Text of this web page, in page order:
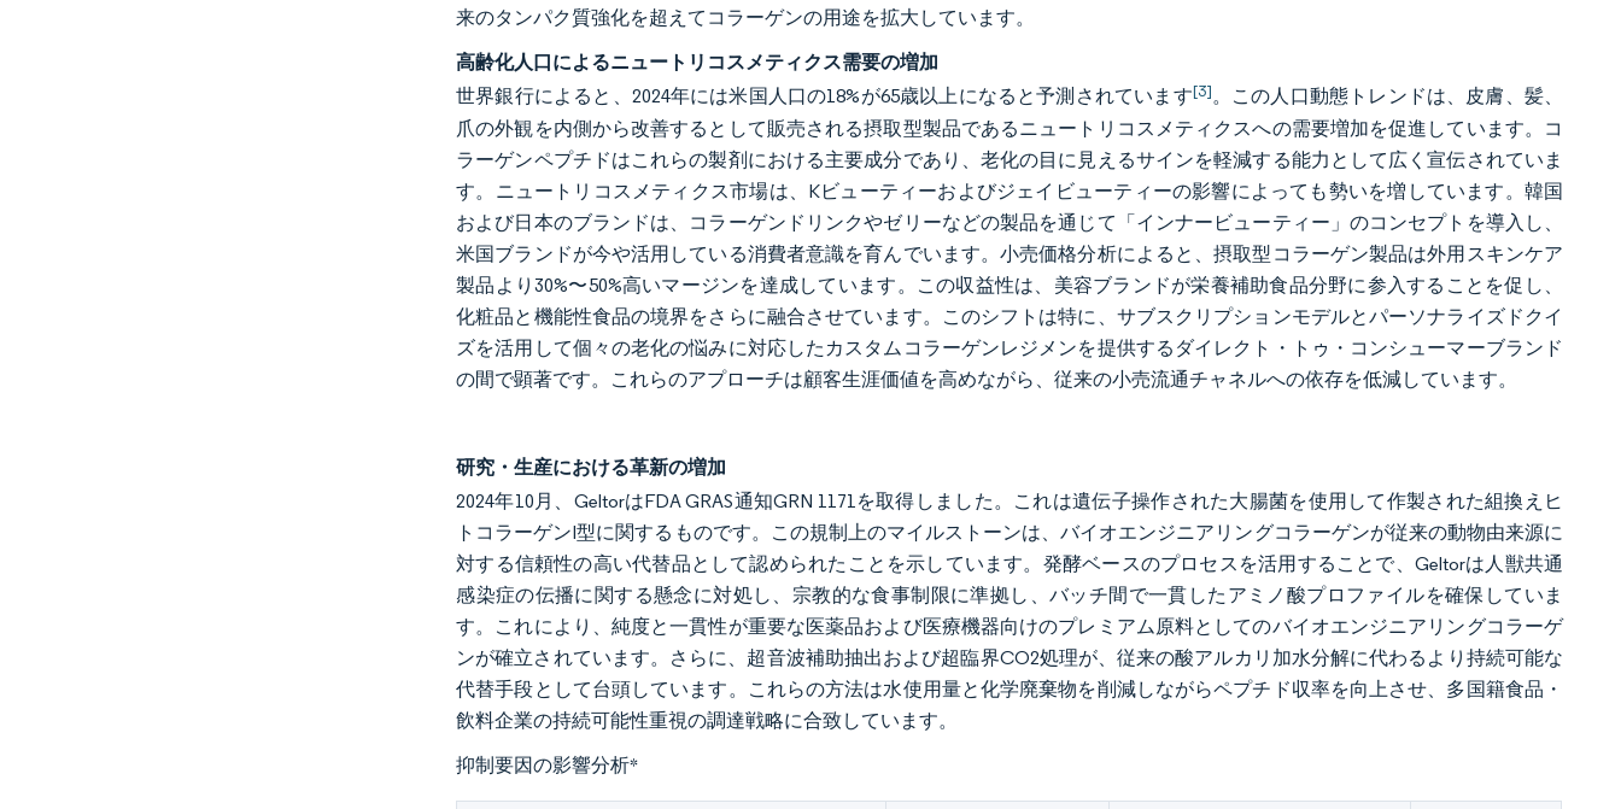
来のタンパク質強化を超えてコラーゲンの用途を拡大しています。
高齢化人口によるニュートリコスメティクス需要の増加
世界銀行によると、2024年には米国人口の18%が65歳以上になると予測されています[3]。この人口動態トレンドは、皮膚、髪、
爪の外観を内側から改善するとして販売される摂取型製品であるニュートリコスメティクスへの需要増加を促進しています。コ
ラーゲンペプチドはこれらの製剤における主要成分であり、老化の目に見えるサインを軽減する能力として広く宣伝されていま
す。ニュートリコスメティクス市場は、Kビューティーおよびジェイビューティーの影響によっても勢いを増しています。韓国
および日本のブランドは、コラーゲンドリンクやゼリーなどの製品を通じて「インナービューティー」のコンセプトを導入し、
米国ブランドが今や活用している消費者意識を育んでいます。小売価格分析によると、摂取型コラーゲン製品は外用スキンケア
製品より30%〜50%高いマージンを達成しています。この収益性は、美容ブランドが栄養補助食品分野に参入することを促し、
化粧品と機能性食品の境界をさらに融合させています。このシフトは特に、サブスクリプションモデルとパーソナライズドクイ
ズを活用して個々の老化の悩みに対応したカスタムコラーゲンレジメンを提供するダイレクト・トゥ・コンシューマーブランド
の間で顕著です。これらのアプローチは顧客生涯価値を高めながら、従来の小売流通チャネルへの依存を低減しています。
研究・生産における革新の増加
2024年10月、GeltorはFDA GRAS通知GRN 1171を取得しました。これは遺伝子操作された大腸菌を使用して作製された組換えヒ
トコラーゲンI型に関するものです。この規制上のマイルストーンは、バイオエンジニアリングコラーゲンが従来の動物由来源に
対する信頼性の高い代替品として認められたことを示しています。発酵ベースのプロセスを活用することで、Geltorは人獣共通
感染症の伝播に関する懸念に対処し、宗教的な食事制限に準拠し、バッチ間で一貫したアミノ酸プロファイルを確保していま
す。これにより、純度と一貫性が重要な医薬品および医療機器向けのプレミアム原料としてのバイオエンジニアリングコラーゲ
ンが確立されています。さらに、超音波補助抽出および超臨界CO2処理が、従来の酸アルカリ加水分解に代わるより持続可能な
代替手段として台頭しています。これらの方法は水使用量と化学廃棄物を削減しながらペプチド収率を向上させ、多国籍食品・
飲料企業の持続可能性重視の調達戦略に合致しています。
抑制要因の影響分析*